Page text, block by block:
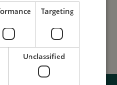
vrijblijvend. Wij gaan
Targeting
Unclassified